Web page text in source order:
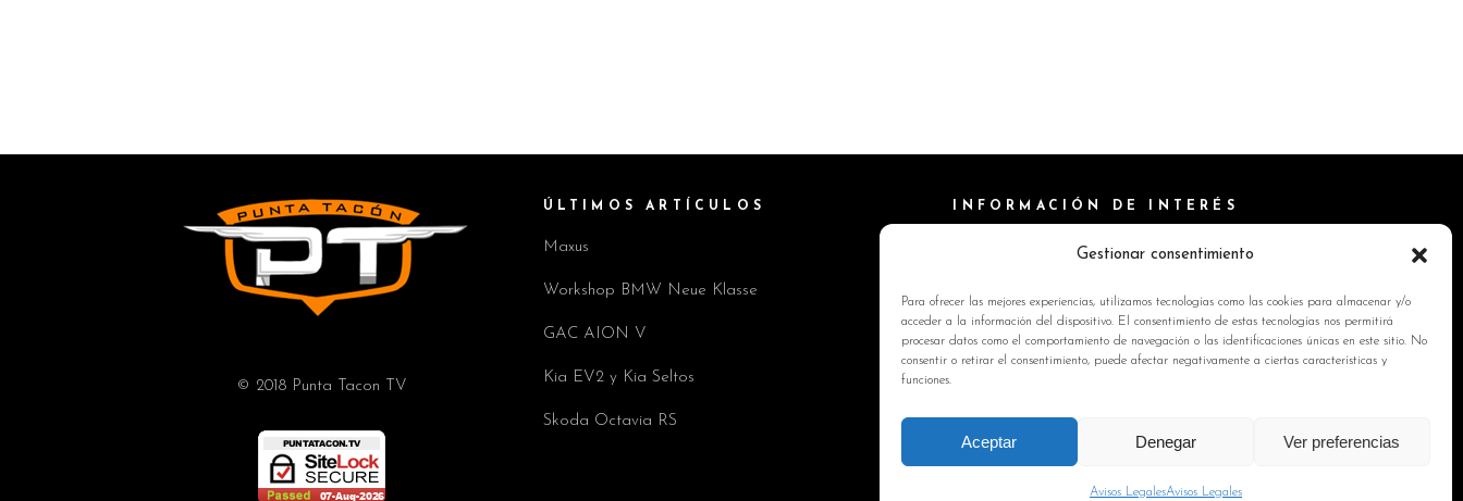
Gestionar consentimiento
Para ofrecer las mejores experiencias, utilizamos tecnologías como las cookies para almacenar y/o
acceder a la información del dispositivo. El consentimiento de estas tecnologías nos permitirá
procesar datos como el comportamiento de navegación o las identificaciones únicas en este sitio. No
consentir o retirar el consentimiento, puede afectar negativamente a ciertas características y
funciones.
Aceptar Denegar Ver preferencias
Avisos LegalesAvisos Legales
© 2018 Punta Tacon TV
ÚLTIMOS ARTÍCULOS
Maxus
Workshop BMW Neue Klasse
GAC AION V
Kia EV2 y Kia Seltos
Skoda Octavia RS
INFORMACIÓN DE INTERÉS
Política de Cookies
Política de privacidad
Contacto